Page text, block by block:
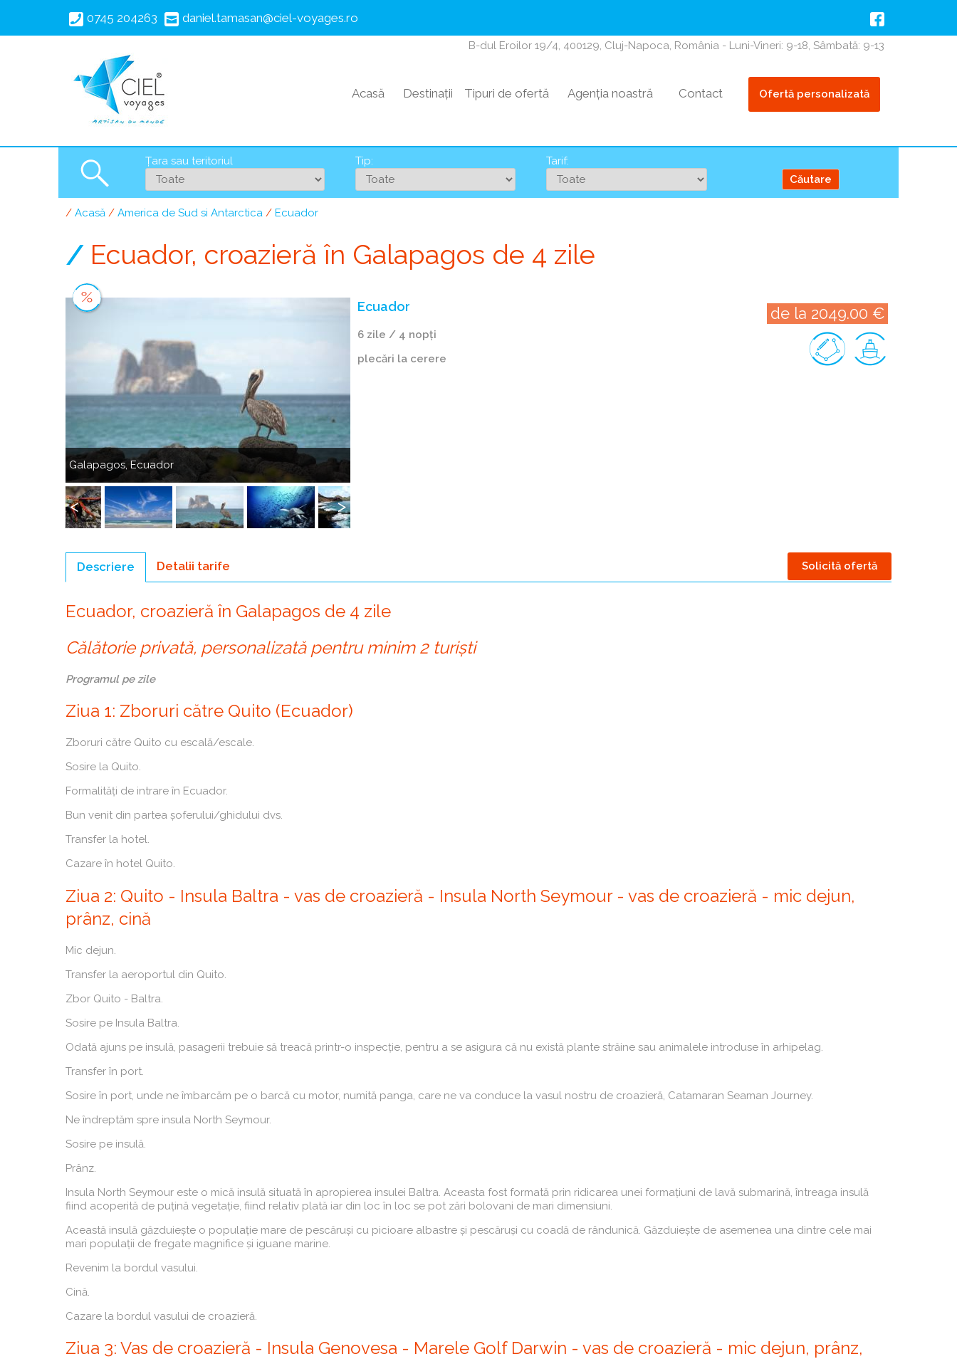
conţinutul
0745 204263 daniel.tamasan@ciel-voyages.ro
B-dul Eroilor 19/4, 400129, Cluj-Napoca, România - Luni-Vineri: 9-18, Sâmbată: 9-13
Acasă Destinații Tipuri de ofertă Agenția noastră Contact Ofertă personalizată
Search
Țara sau teritoriul Tip: Tarif:
Acasă America de Sud si Antarctica Ecuador
Ecuador, croazieră în Galapagos de 4 zile
Galapagos,
Ecuador
Galapagos, Ecuador
Anterior Următorul
Anterior Următorul
Ecuador
6 zile / 4 nopți
plecări la cerere
de la 2049.00 €
Solicită ofertă
Descriere Detalii tarife
Ecuador, croazieră în Galapagos de 4 zile
Călătorie privată, personalizată pentru minim 2 turiști
Programul pe zile
Ziua 1: Zboruri către Quito (Ecuador)
Zboruri către Quito cu escală/escale.
Sosire la Quito.
Formalități de intrare în Ecuador.
Bun venit din partea șoferului/ghidului dvs.
Transfer la hotel.
Cazare în hotel Quito.
Ziua 2: Quito - Insula Baltra - vas de croazieră - Insula North Seymour - vas de croazieră - mic dejun,
prânz, cină
Mic dejun.
Transfer la aeroportul din Quito.
Zbor Quito - Baltra.
Sosire pe Insula Baltra.
Odată ajuns pe insulă, pasagerii trebuie să treacă printr-o inspecție, pentru a se asigura că nu există plante străine sau animalele introduse în arhipelag.
Transfer în port.
Sosire în port, unde ne îmbarcăm pe o barcă cu motor, numită panga, care ne va conduce la vasul nostru de croazieră, Catamaran Seaman Journey.
Ne îndreptăm spre insula North Seymour.
Sosire pe insulă.
Prânz.
Insula North Seymour este o mică insulă situată în apropierea insulei Baltra. Aceasta fost formată prin ridicarea unei formațiuni de lavă submarină, întreaga insulă
fiind acoperită de puțină vegetație, fiind relativ plată iar din loc în loc se pot zări bolovani de mari dimensiuni.
Această insulă găzduiește o populație mare de pescăruși cu picioare albastre și pescăruși cu coadă de rândunică. Găzduiește de asemenea una dintre cele mai
mari populații de fregate magnifice și iguane marine.
Revenim la bordul vasului.
Cină.
Cazare la bordul vasului de croazieră.
Ziua 3: Vas de croazieră - Insula Genovesa - Marele Golf Darwin - vas de croazieră - mic dejun, prânz,